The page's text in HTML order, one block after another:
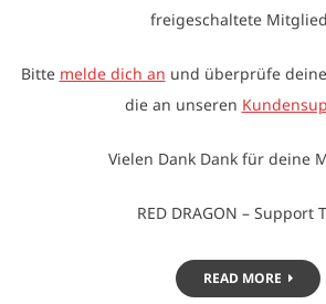
freigeschaltete
Bitte melde dich an und überprüfe
die an unseren
Vielen Dank Dank für deine
RED DRAGON – Support
READ MORE